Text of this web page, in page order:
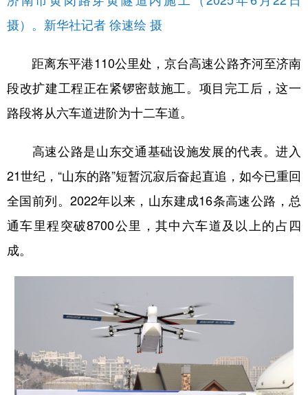
摄）。新华社记者 徐速绘 摄
距离东平港110公里处，京台高速公路齐河至济南
段改扩建工程正在紧锣密鼓施工。项目完工后，这一
路段将从六车道进阶为十二车道。
高速公路是山东交通基础设施发展的代表。进入
21世纪，“山东的路”短暂沉寂后奋起直追，如今已重回
全国前列。2022年以来，山东建成16条高速公路，总
通车里程突破8700公里，其中六车道及以上的占四
成。